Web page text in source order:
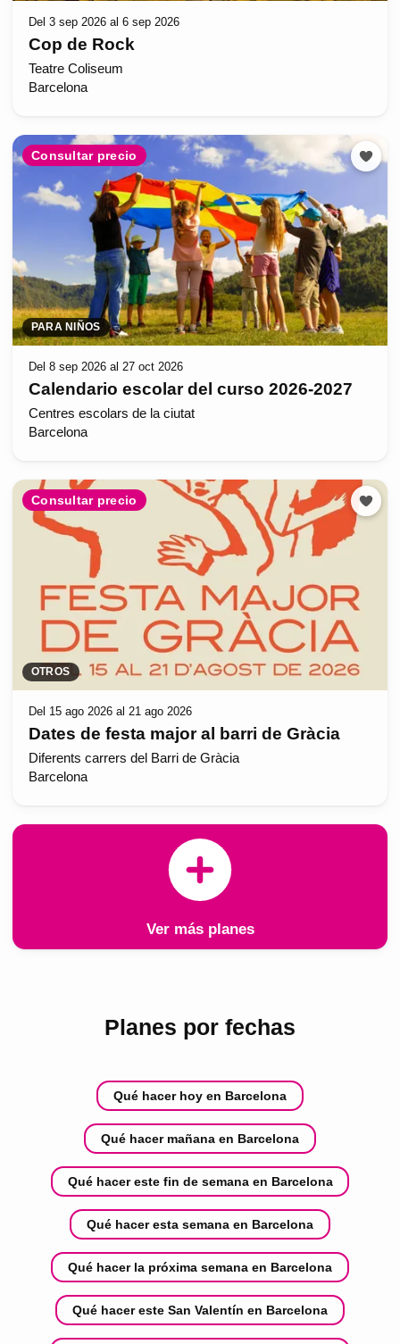
Del 3 sep 2026 al 6 sep 2026
Cop de Rock
Teatre Coliseum
Barcelona
Consultar precio
PARA NIÑOS
Del 8 sep 2026 al 27 oct 2026
Calendario escolar del curso 2026-2027
Centres escolars de la ciutat
Barcelona
Consultar precio
OTROS
Del 15 ago 2026 al 21 ago 2026
Dates de festa major al barri de Gràcia
Diferents carrers del Barri de Gràcia
Barcelona
Ver más planes
Planes por fechas
Qué hacer hoy en Barcelona
Qué hacer mañana en Barcelona
Qué hacer este fin de semana en Barcelona
Qué hacer esta semana en Barcelona
Qué hacer la próxima semana en Barcelona
Qué hacer este San Valentín en Barcelona